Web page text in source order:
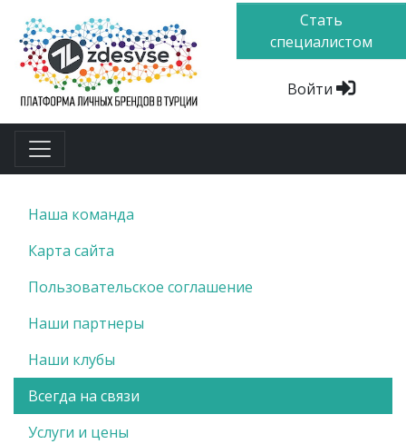
Стать
специалистом
Войти
Наша команда
Карта сайта
Пользовательское соглашение
Наши партнеры
Наши клубы
Всегда на связи
Услуги и цены